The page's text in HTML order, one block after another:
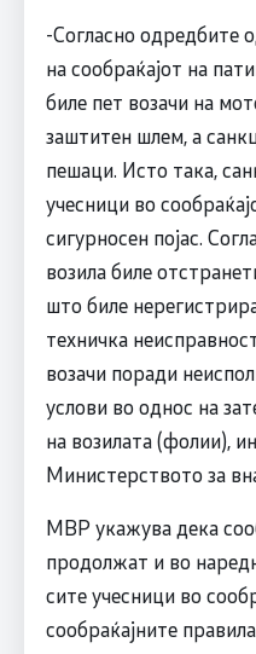
-Согласно одредбите
на сообраќајот на
биле пет возачи на
заштитен шлем, а
пешаци. Исто така,
учесници во
сигурносен појас.
возила биле
што биле
техничка
возачи поради
услови во однос на
на возилата (фолии),
Министерството за
МВР укажува дека
продолжат и во
сите учесници во
сообраќајните